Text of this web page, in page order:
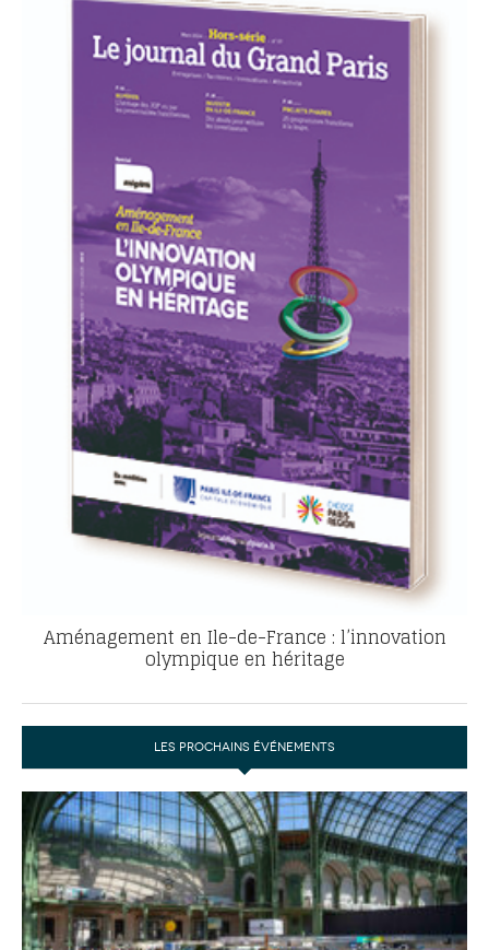
Aménagement en Ile-de-France : l’innovation
olympique en héritage
LES PROCHAINS ÉVÉNEMENTS